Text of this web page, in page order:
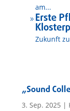
am...
9 Erste
Zukunft
„Sound
3. Sep. 2025 |